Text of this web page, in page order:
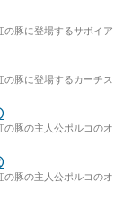
の豚に登場するサボイア
豚に登場するカーチス
の豚の主人公ポルコのオ
の豚の主人公ポルコのオ